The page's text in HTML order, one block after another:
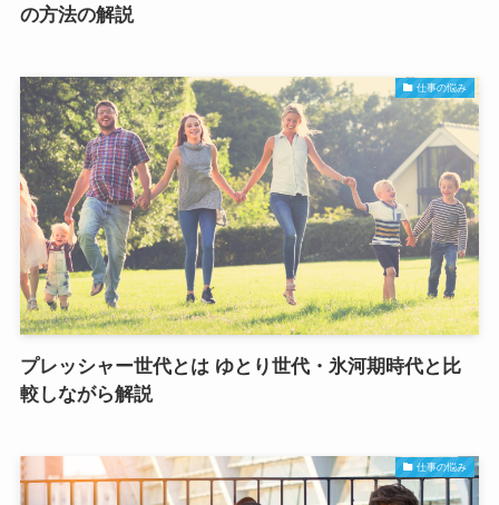
の方法の解説
仕事の悩み
プレッシャー世代とは ゆとり世代・氷河期時代と比
較しながら解説
仕事の悩み